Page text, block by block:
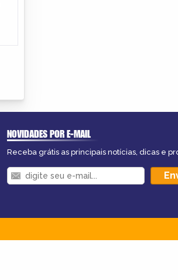
NOVIDADES POR E-MAIL
Receba grátis as principais notícias, dicas e